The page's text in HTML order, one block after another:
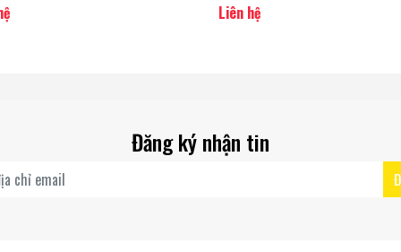
bền vững. Chúng tôi chắc chắn rằng sẽ
Liên hệ
Đăng ký nhận tin